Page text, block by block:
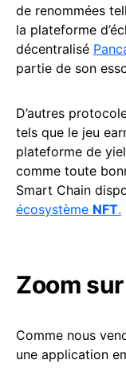
de renommées
la plateforme
décentralisé
partie de son
D’autres
tels que le jeu
plateforme de
comme toute
Smart Chain
écosystème NFT.
Zoom
Comme nous
une application